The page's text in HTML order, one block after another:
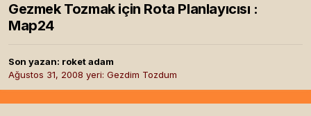
Gezmek Tozmak için Rota Planlayıcısı :
Map24
Son yazan: roket adam
Ağustos 31, 2008 yeri: Gezdim Tozdum